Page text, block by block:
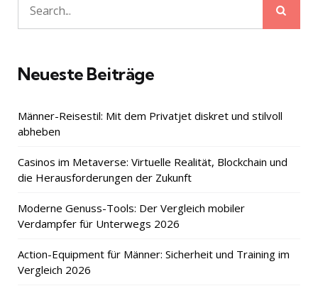
Search
for:
Neueste Beiträge
Männer-Reisestil: Mit dem Privatjet diskret und stilvoll
abheben
Casinos im Metaverse: Virtuelle Realität, Blockchain und
die Herausforderungen der Zukunft
Moderne Genuss-Tools: Der Vergleich mobiler
Verdampfer für Unterwegs 2026
Action-Equipment für Männer: Sicherheit und Training im
Vergleich 2026